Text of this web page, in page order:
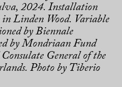
2024. Installation
Linden Wood. Variable
by Biennale
by Mondriaan Fund
General of the
Photo by Tiberio